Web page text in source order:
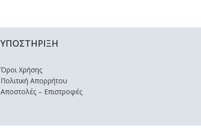
ΥΠΟΣΤΗΡΙΞΗ
Όροι Χρήσης
Πολιτική Απορρήτου
Αποστολές – Επιστροφές